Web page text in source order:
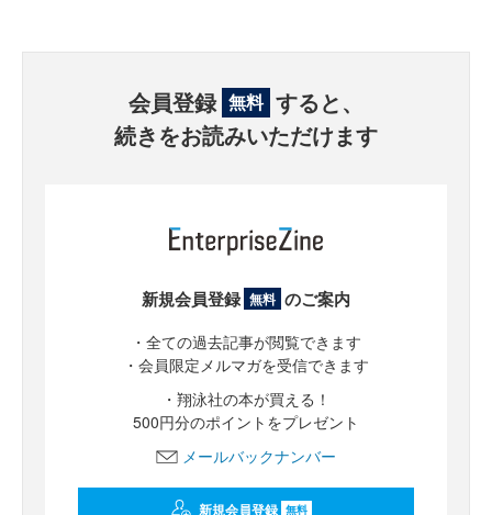
会員登録 無料 すると、
続きをお読みいただけます
新規会員登録 無料 のご案内
・全ての過去記事が閲覧できます
・会員限定メルマガを受信できます
・翔泳社の本が買える！
500円分のポイントをプレゼント
メールバックナンバー
新規会員登録 無料